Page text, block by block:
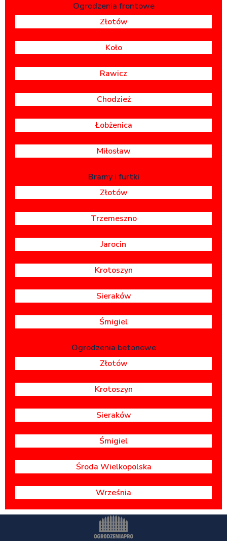
Ogrodzenia frontowe
Złotów
Koło
Rawicz
Chodzież
Łobżenica
Miłosław
Bramy i furtki
Złotów
Trzemeszno
Jarocin
Krotoszyn
Sieraków
Śmigiel
Ogrodzenia betonowe
Złotów
Krotoszyn
Sieraków
Śmigiel
Środa Wielkopolska
Września